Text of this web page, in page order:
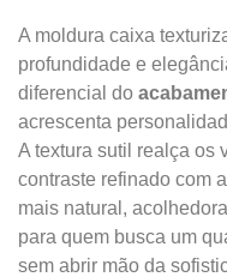
A moldura caixa
profundidade e
diferencial do
acrescenta
A textura sutil realça os
contraste refinado com
mais natural,
para quem busca um
sem abrir mão da